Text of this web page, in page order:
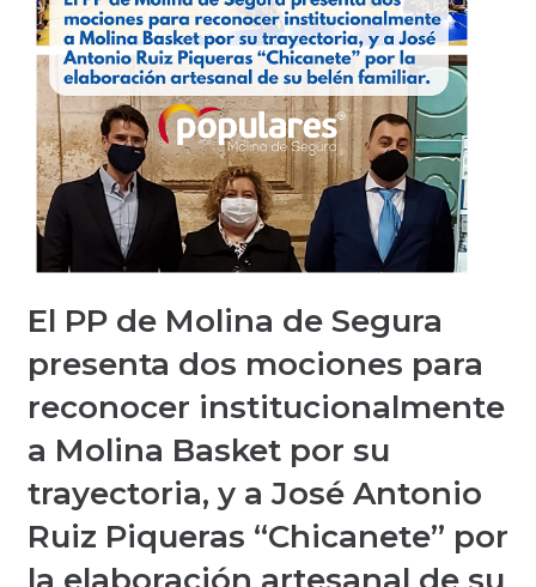
El PP de Molina de Segura
presenta dos mociones para
reconocer institucionalmente
a Molina Basket por su
trayectoria, y a José Antonio
Ruiz Piqueras “Chicanete” por
la elaboración artesanal de su